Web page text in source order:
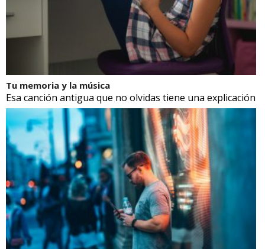
Tu memoria y la música
Esa canción antigua que no olvidas tiene una explicación